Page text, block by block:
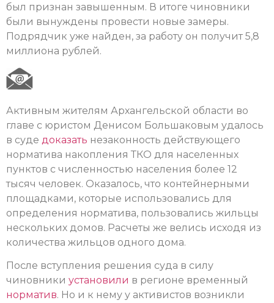
был признан завышенным. В итоге чиновники
были вынуждены провести новые замеры.
Подрядчик уже найден, за работу он получит 5,8
миллиона рублей.
Активным жителям Архангельской области во
главе с юристом Денисом Большаковым удалось
в суде доказать незаконность действующего
норматива накопления ТКО для населенных
пунктов с численностью населения более 12
тысяч человек. Оказалось, что контейнерными
площадками, которые использовались для
определения норматива, пользовались жильцы
нескольких домов. Расчеты же велись исходя из
количества жильцов одного дома.
После вступления решения суда в силу
чиновники установили в регионе временный
норматив. Но и к нему у активистов возникли